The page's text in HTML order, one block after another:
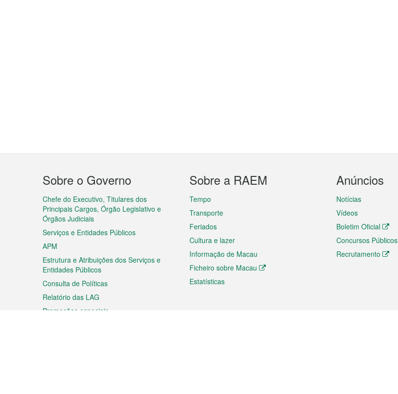
Menu
do
rodapé
Sobre o Governo
Chefe do Executivo, Titulares dos
Principais Cargos, Órgão Legislativo e
Órgãos Judiciais
Serviços e Entidades Públicos
APM
Estrutura e Atribuições dos Serviços e
Entidades Públicos
Consulta de Políticas
Relatório das LAG
Promoções especiais
Sobre a RAEM
Tempo
Transporte
Feriados
Cultura e lazer
Informação de Macau
Ficheiro sobre Macau
Estatísticas
Anúncios
Notícias
Vídeos
Boletim Oficial
Concursos Públicos
Recrutamento